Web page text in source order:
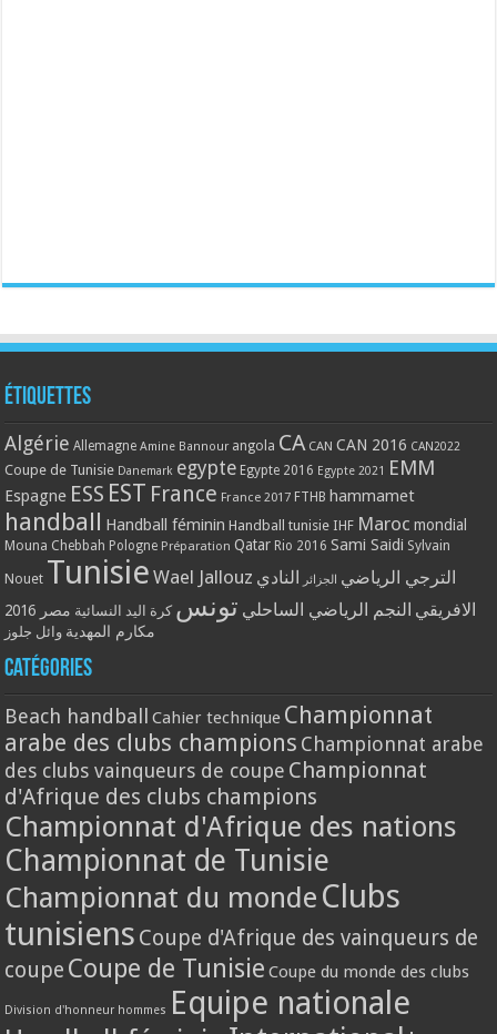
Étiquettes
Algérie Allemagne Amine Bannour angola CA CAN CAN 2016 CAN2022
Coupe de Tunisie Danemark egypte Egypte 2016 Egypte 2021 EMM
Espagne ESS EST France France 2017 FTHB hammamet
handball Handball féminin Handball tunisie IHF Maroc mondial
Mouna Chebbah Pologne Préparation Qatar Rio 2016 Sami Saidi Sylvain
Nouet Tunisie Wael Jallouz الترجي الرياضي الجزائر
النادي
الافريقي النجم الرياضي الساحلي تونس كرة اليد النسائية مصر 2016
مكارم المهدية وائل جلوز
Catégories
Beach handball Cahier technique Championnat
arabe des clubs champions Championnat arabe
des clubs vainqueurs de coupe Championnat
d'Afrique des clubs champions
Championnat d'Afrique des nations
Championnat de Tunisie
Championnat du monde Clubs
tunisiens Coupe d'Afrique des vainqueurs de
coupe Coupe de Tunisie Coupe du monde des clubs
Division d'honneur hommes Equipe nationale